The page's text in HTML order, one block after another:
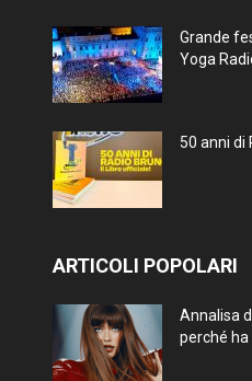
Grande
Yoga
50 anni di
ARTICOLI POPOLARI
Annalisa
perché ha